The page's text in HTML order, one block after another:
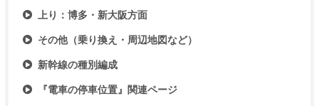
上り：博多・新大阪方面
その他（乗り換え・周辺地図など）
新幹線の種別編成
『電車の停車位置』関連ページ